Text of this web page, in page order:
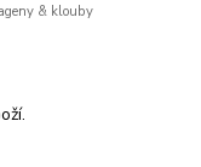
& klouby